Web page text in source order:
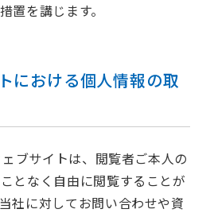
置を講じます。
における個人情報の取
ブサイトは、閲覧者ご本人の
となく自由に閲覧することが
社に対してお問い合わせや資